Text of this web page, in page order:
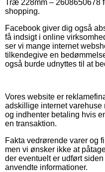
Træ 228mm – 2608650678
shopping.
Facebook giver dig også
få indsigt i online
ser vi mange internet
tilkendegive en
også burde udnyttes til at
Vores website er
adskillige internet varehuse
og indhenter betaling hvis
en transaktion.
Fakta vedrørende varer og
men vi ønsker ikke at
der eventuelt er udført
anvendte informationer.